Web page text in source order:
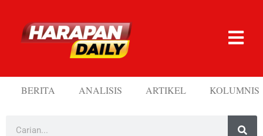
BERITA ANALISIS ARTIKEL KOLUMNIS